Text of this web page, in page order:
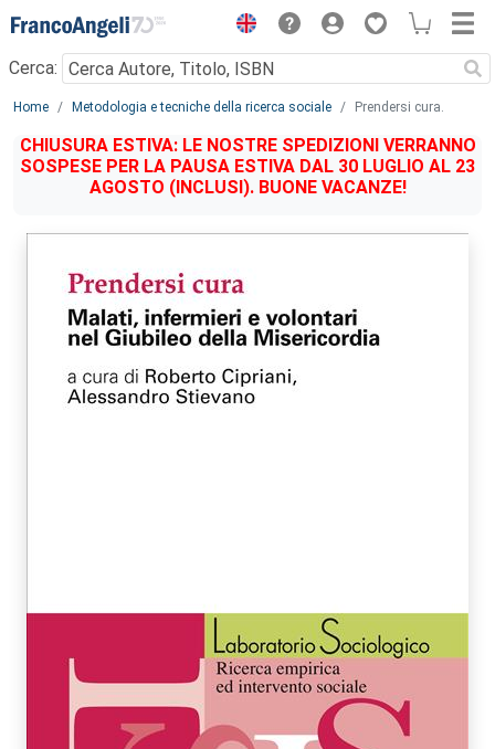
Menu
Cerca:
Main content
Home Metodologia e tecniche della ricerca sociale Prendersi cura.
CHIUSURA ESTIVA: LE NOSTRE SPEDIZIONI VERRANNO
SOSPESE PER LA PAUSA ESTIVA DAL 30 LUGLIO AL 23
AGOSTO (INCLUSI). BUONE VACANZE!